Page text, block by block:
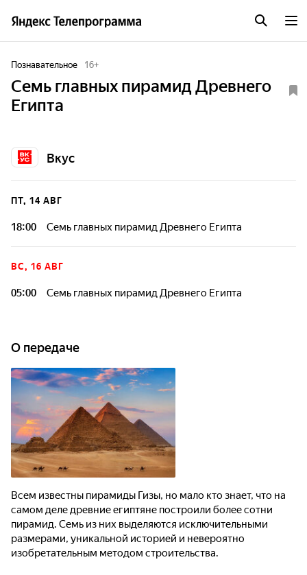
Познавательное 16+
Семь главных пирамид Древнего
Египта
Вкус
ПТ, 14 АВГ
18:00 Семь главных пирамид Древнего Египта
ВС, 16 АВГ
05:00 Семь главных пирамид Древнего Египта
О передаче
Всем известны пирамиды Гизы, но мало кто знает, что на
самом деле древние египтяне построили более сотни
пирамид. Семь из них выделяются исключительными
размерами, уникальной историей и невероятно
изобретательным методом строительства.